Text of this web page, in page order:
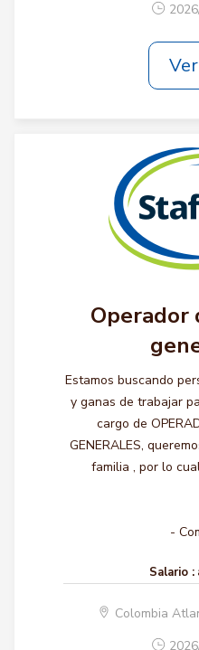
Operador
Estamos buscando
y ganas de trabajar
cargo de
GENERALES,
familia , por lo
-
Salario :
Colombia